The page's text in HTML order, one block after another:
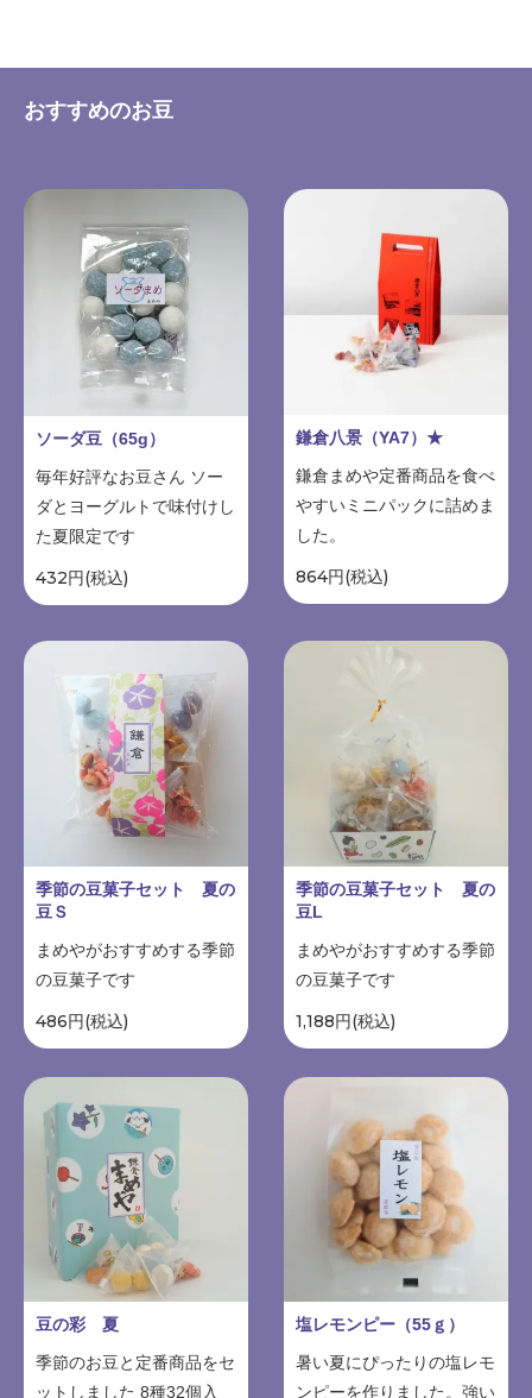
おすすめのお豆
ソーダ豆（65g）
毎年好評なお豆さん ソー
ダとヨーグルトで味付けし
た夏限定です
432円(税込)
鎌倉八景（YA7）★
鎌倉まめや定番商品を食べ
やすいミニパックに詰めま
した。
864円(税込)
季節の豆菓子セット 夏の
豆Ｓ
まめやがおすすめする季節
の豆菓子です
486円(税込)
季節の豆菓子セット 夏の
豆L
まめやがおすすめする季節
の豆菓子です
1,188円(税込)
豆の彩 夏
季節のお豆と定番商品をセ
ットしました 8種32個入
塩レモンピー（55ｇ）
暑い夏にぴったりの塩レモ
ンピーを作りました。強い